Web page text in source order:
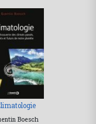
Boesch